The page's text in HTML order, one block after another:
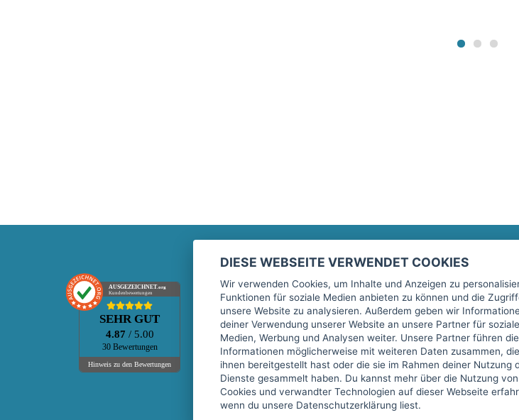
AUSGEZEICHNET.org
Kundenbewertungen
SEHR GUT
4.87 / 5.00
30 Bewertungen
Hinweis zu den Bewertungen
Marktplatz
Kontakt
Preise Marktplatz
FAQ Marktplatz
Über uns
Werbebuchungen
Rechtliches
Impressum
AGB
Datenschutz
Sicherheit
Top-Inserat kündigen
Trage
DIESE WEBSEITE VERWENDET COOKIES
Wir verwenden Cookies, um Inhalte und Anzeigen zu
Funktionen für soziale Medien anbieten zu können und die
unsere Website zu analysieren. Außerdem geben wir
deiner Verwendung unserer Website an unsere Partner für soziale
Medien, Werbung und Analysen weiter. Unsere Partner führen
Informationen möglicherweise mit weiteren Daten zusammen,
ihnen bereitgestellt hast oder die sie im Rahmen deiner Nutzung
Dienste gesammelt haben. Du kannst mehr über die Nutzung von
Cookies und verwandter Technologien auf dieser Webseite
wenn du unsere Datenschutzerklärung liest.